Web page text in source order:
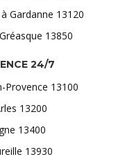
Gardanne 13120
13850
24/7
Provence 13100
13200
13400
13930